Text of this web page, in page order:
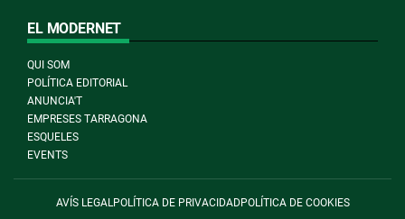
EL MODERNET
QUI SOM
POLÍTICA EDITORIAL
ANUNCIA'T
EMPRESES TARRAGONA
ESQUELES
EVENTS
AVÍS LEGALPOLÍTICA DE PRIVACIDADPOLÍTICA DE COOKIES